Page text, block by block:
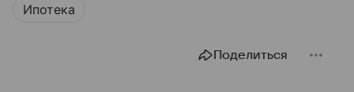
Ипотека
Поделиться